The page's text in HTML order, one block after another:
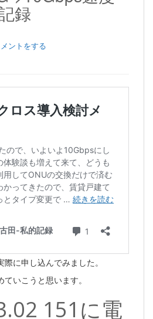
録
ントをする
に申し込んでみました。
いこうと思います。
151に電